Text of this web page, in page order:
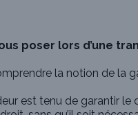
poser lors d’une
la notion de la
est tenu de garantir